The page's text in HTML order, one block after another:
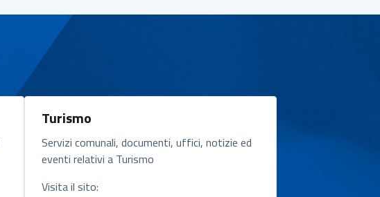
Turismo
Servizi comunali, documenti, uffici, notizie ed
eventi relativi a Turismo
Visita il sito: